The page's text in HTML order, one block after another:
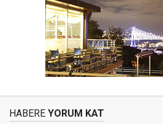
HABERE YORUM KAT